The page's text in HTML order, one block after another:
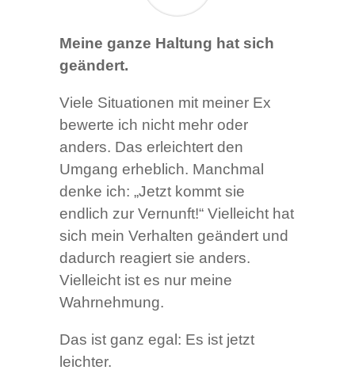
Meine ganze Haltung hat sich
geändert.
Viele Situationen mit meiner Ex
bewerte ich nicht mehr oder
anders. Das erleichtert den
Umgang erheblich. Manchmal
denke ich: „Jetzt kommt sie
endlich zur Vernunft!“ Vielleicht hat
sich mein Verhalten geändert und
dadurch reagiert sie anders.
Vielleicht ist es nur meine
Wahrnehmung.
Das ist ganz egal: Es ist jetzt
leichter.